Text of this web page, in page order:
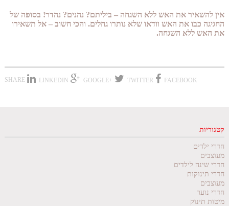
אין להשאיר את האש ללא השגחה – ביליתם? נהנים? נהדר! בסופה של
החגיגה כבו את האש וודאו שלא נותרו גחלים. והכי חשוב – אל תשאירו
את האש ללא השגחה.
SHARE LINKEDIN +GOOGLE TWITTER FACEBOOK
קטגוריות
חדרי ילדים
מעוצבים
חדרי שינה לילדים
חדרי תינוקות
מעוצבים
חדרי נוער
מיטות תינוק